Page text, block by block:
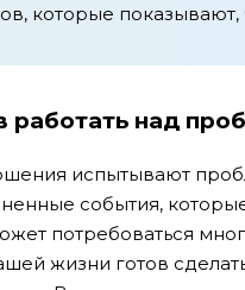
которые
работать над
испытывают
события,
потребоваться
жизни готов